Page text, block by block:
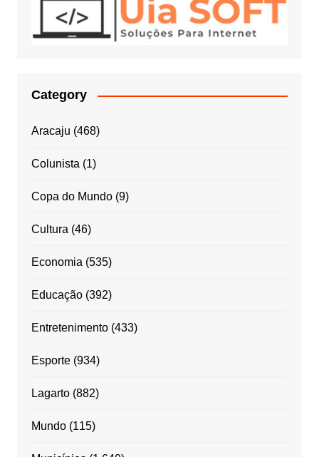
Category
Aracaju (468)
Colunista (1)
Copa do Mundo(9)
Cultura (46)
Economia (535)
Educação(392)
Entretenimento(433)
Esporte(934)
Lagarto(882)
Mundo(115)